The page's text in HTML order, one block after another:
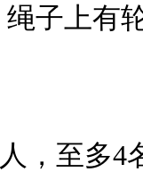
子上有
至多4